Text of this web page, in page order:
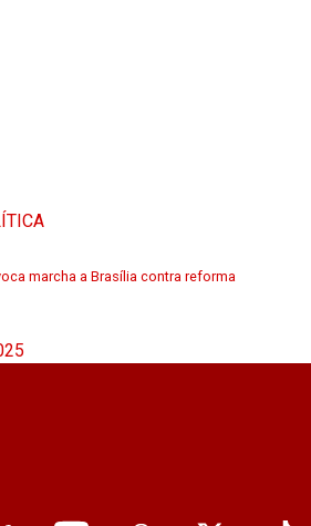
marcha a Brasília contra reforma